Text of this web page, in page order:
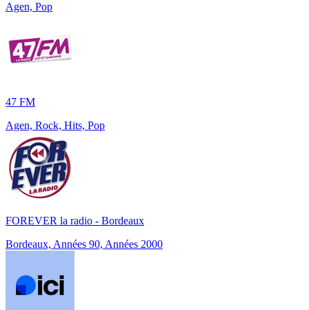
Agen, Pop
47 FM
Agen, Rock, Hits, Pop
FOREVER la radio - Bordeaux
Bordeaux, Années 90, Années 2000